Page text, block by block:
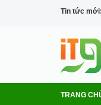
Tin tức mới:
TRANG